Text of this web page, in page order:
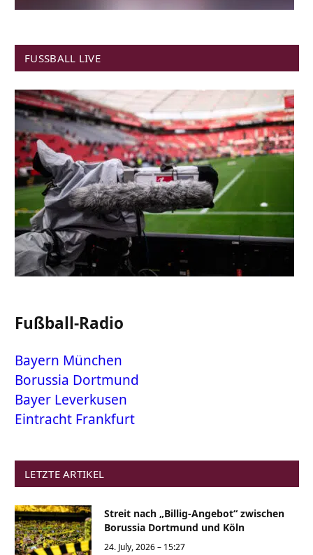
FUSSBALL LIVE
Fußball-Radio
Bayern München
Borussia Dortmund
Bayer Leverkusen
Eintracht Frankfurt
LETZTE ARTIKEL
Streit nach „Billig-Angebot“ zwischen
Borussia Dortmund und Köln
24. July, 2026 – 15:27